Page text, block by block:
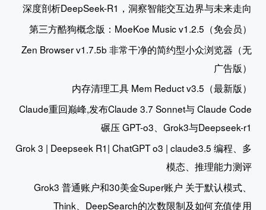
深度剖析DeepSeek-R1，洞察智能交互边界与未来走向
第三方酷狗概念版：MoeKoe Music v1.2.5（免会员）
Zen Browser v1.7.5b 非常干净的简约型小众浏览器（无
广告版）
内存清理工具 Mem Reduct v3.5（最新版）
Claude重回巅峰,发布Claude 3.7 Sonnet与 Claude Code
碾压 GPT-o3、Grok3与Deepseek-r1
Grok 3 | Deepseek R1| ChatGPT o3 | claude3.5 编程、多
模态、推理能力测评
Grok3 普通账户和30美金Super账户 关于默认模式、
Think、DeepSearch的次数限制及如何充值使用